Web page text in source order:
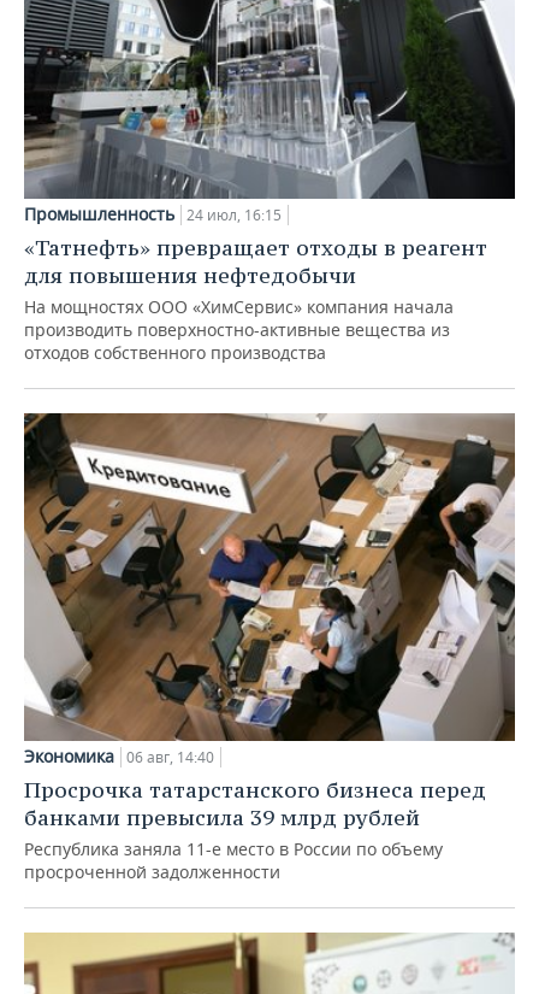
Промышленность 24 июл, 16:15
«Татнефть» превращает отходы в реагент
для повышения нефтедобычи
На мощностях ООО «ХимСервис» компания начала
производить поверхностно-активные вещества из
отходов собственного производства
Экономика 06 авг, 14:40
Просрочка татарстанского бизнеса перед
банками превысила 39 млрд рублей
Республика заняла 11-е место в России по объему
просроченной задолженности